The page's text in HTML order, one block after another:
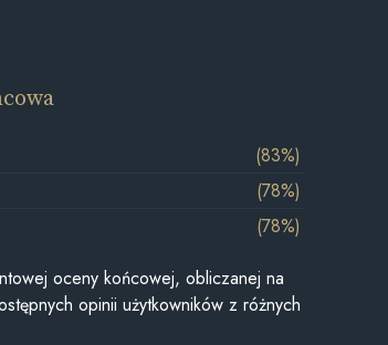
(83%)
(78%)
(78%)
oceny końcowej, obliczanej na
opinii użytkowników z różnych